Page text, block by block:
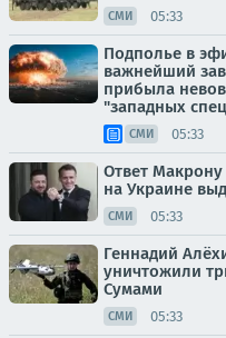
СМИ 05:33
Подполье в
важнейший
прибыла
"западных
СМИ 05:33
Ответ
на Украине
СМИ 05:33
Геннадий
уничтожили
Сумами
СМИ 05:33